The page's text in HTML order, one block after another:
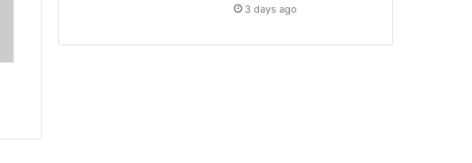
3 days ago